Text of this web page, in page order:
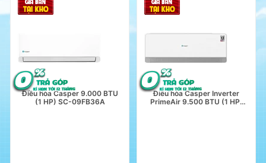
Điều hòa Casper 9.000 BTU
(1 HP) SC-09FB36A
Điều hòa Casper Inverter
PrimeAir 9.500 BTU (1 HP)